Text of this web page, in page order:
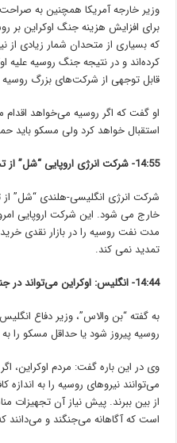
وزیر خارجه آمریکا همچنین به
برای افزایش هزینه جنگ اوکراین بر
که بسیاری از متحدان شمار زیادی از
کرده‌اند و در نتیجه جنگ روسیه علیه
قابل توجهی از شرکت‌های بزرگ روسیه
او گفت که اگر روسیه می‌خواهد اقدام
استقبال خواهد کرد ولی مسکو باید
14:55- شرکت انرژی اروپایی “شل”
شرکت انرژی انگلیسی-هلندی “شل”
خارج می شود. این شرکت اروپایی
مدت نفت روسیه را در بازار نقدی
تمدید نمی کند. ‎
14:44- انگلیس: اوکراین می‌تواند در
به گفته “بن والاس”، وزیر دفاع
روسیه پیروز شود یا حداقل مسکو را
وی در این باره گفت: مردم اوکراین،
می‌توانند نیروهای روسیه را به
از بین ببرند. پیش نیاز آن تجهیزات
است که آگاهانه می‌جنگند و می‌دانند